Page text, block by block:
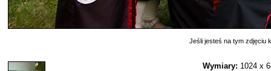
Jeśli jesteś na tym zdjęciu
Wymiary: 1024 x